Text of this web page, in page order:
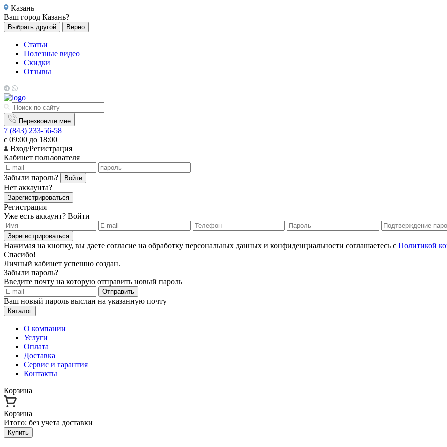
Казань
Ваш город Казань?
Выбрать другой Верно
Статьи
Полезные видео
Скидки
Отзывы
Перезвоните мне
7 (843) 233-56-58
с 09:00 до 18:00
Вход/Регистрация
Кабинет пользователя
Забыли пароль? Войти
Нет аккаунта?
Зарегистрироваться
Регистрация
Уже есть аккаунт? Войти
Зарегистрироваться
Нажимая на кнопку, вы даете согласие на обработку персональных данных и конфиденциальности соглашаетесь с Политикой
Спасибо!
Личный кабинет успешно создан.
Забыли пароль?
Введите почту на которую отправить новый пароль
Отправить
Ваш новый пароль выслан на указанную почту
Каталог
О компании
Услуги
Оплата
Доставка
Сервис и гарантия
Контакты
Корзина
Корзина
Итого: без учета доставки
Купить